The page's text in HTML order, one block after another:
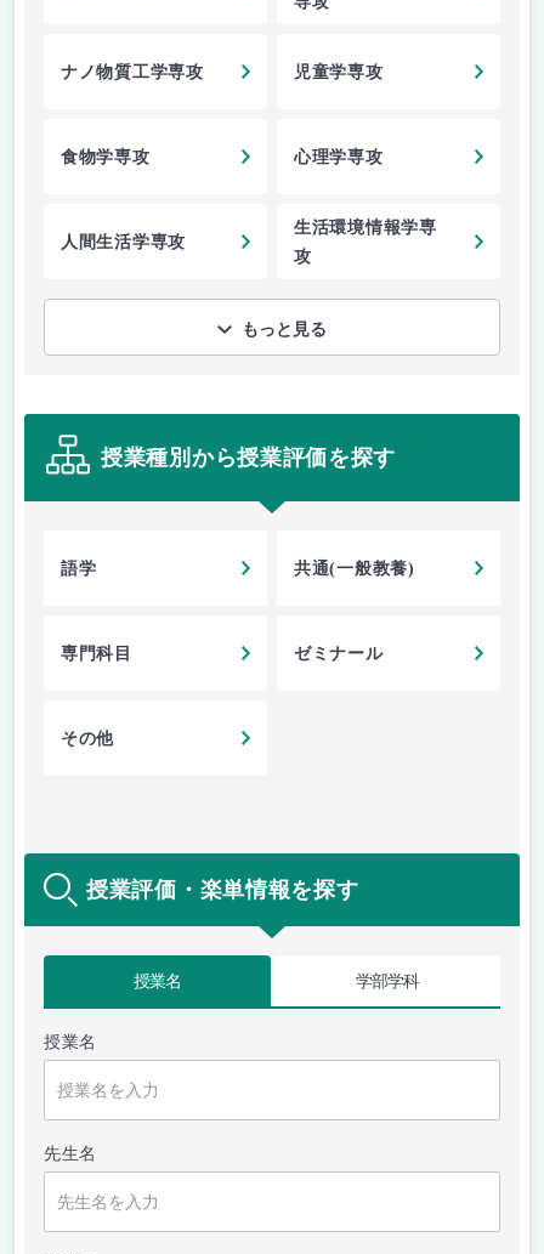
ナノ物質工学専攻 児童学専攻
食物学専攻 心理学専攻
人間生活学専攻
生活環境情報学専
攻
もっと見る
授業種別から授業評価を探す
語学 共通(一般教養)
専門科目 ゼミナール
その他
授業評価・楽単情報を探す
授業名 学部学科
授業名
先生名